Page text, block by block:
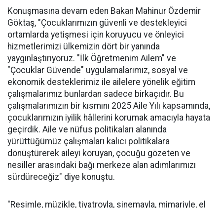
Konuşmasına devam eden Bakan Mahinur Özdemir
Göktaş, "Çocuklarımızın güvenli ve destekleyici
ortamlarda yetişmesi için koruyucu ve önleyici
hizmetlerimizi ülkemizin dört bir yanında
yaygınlaştırıyoruz. "İlk Öğretmenim Ailem" ve
"Çocuklar Güvende" uygulamalarımız, sosyal ve
ekonomik desteklerimiz ile ailelere yönelik eğitim
çalışmalarımız bunlardan sadece birkaçıdır. Bu
çalışmalarımızın bir kısmını 2025 Aile Yılı kapsamında,
çocuklarımızın iyilik hâllerini korumak amacıyla hayata
geçirdik. Aile ve nüfus politikaları alanında
yürüttüğümüz çalışmaları kalıcı politikalara
dönüştürerek aileyi koruyan, çocuğu gözeten ve
nesiller arasındaki bağı merkeze alan adımlarımızı
sürdüreceğiz" diye konuştu.
"Resimle, müzikle, tiyatroyla, sinemayla, mimariyle, el